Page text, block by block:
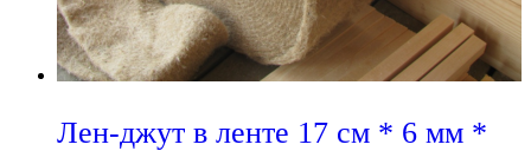
Лен-джут в ленте 17 см * 6 мм *